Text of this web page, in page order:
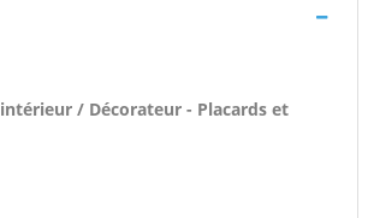
/ Décorateur - Placards et